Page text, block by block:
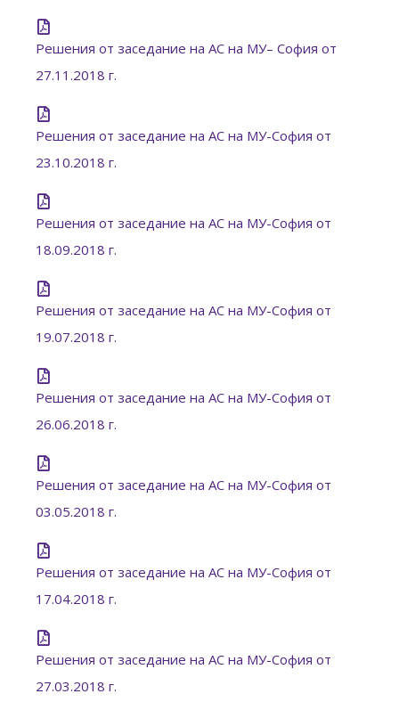
Решения от заседание на АС на МУ– София от
27.11.2018 г.
Решения от заседание на АС на МУ-София от
23.10.2018 г.
Решения от заседание на АС на МУ-София от
18.09.2018 г.
Решения от заседание на АС на МУ-София от
19.07.2018 г.
Решения от заседание на АС на МУ-София от
26.06.2018 г.
Решения от заседание на АС на МУ-София от
03.05.2018 г.
Решения от заседание на АС на МУ-София от
17.04.2018 г.
Решения от заседание на АС на МУ-София от
27.03.2018 г.